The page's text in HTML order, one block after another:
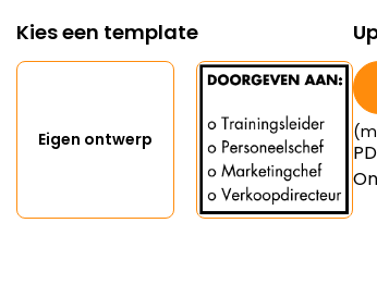
Kies een template
Eigen ontwerp